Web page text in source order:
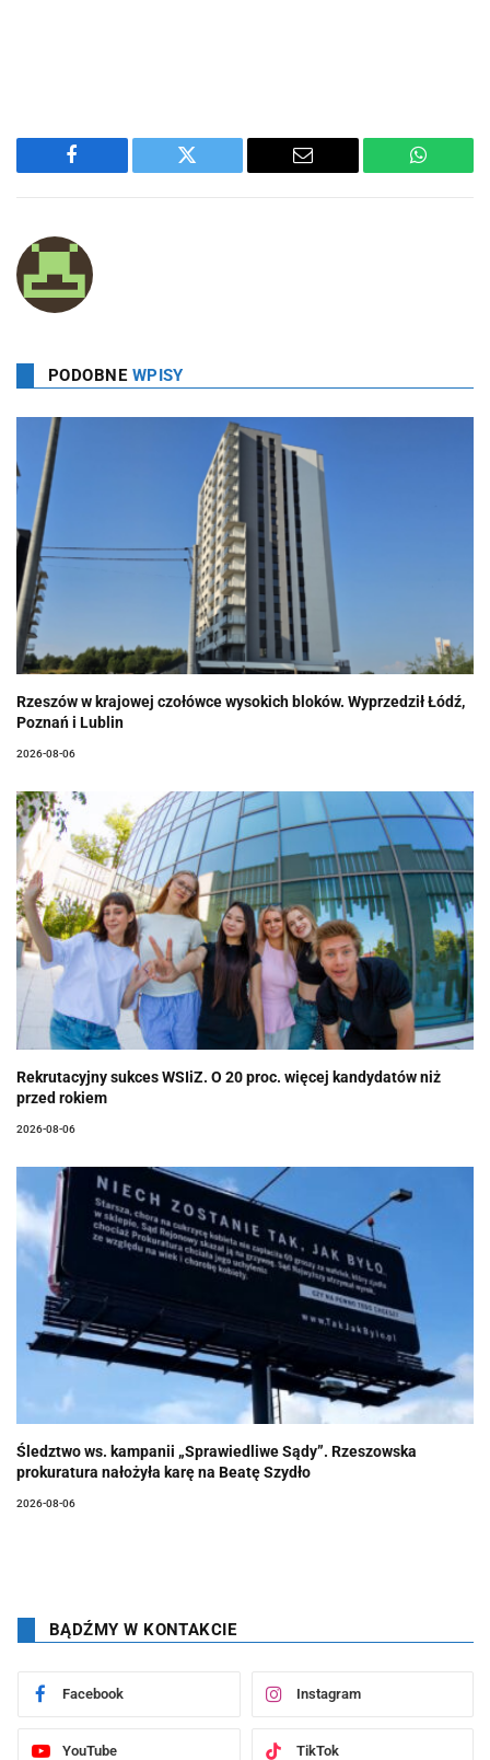
Facebook Twitter Email
PODOBNE WPISY
Rzeszów w krajowej czołówce wysokich bloków. Wyprzedził Łódź,
Poznań i Lublin
2026-08-06
Rekrutacyjny sukces WSIiZ. O 20 proc. więcej kandydatów niż
przed rokiem
2026-08-06
Śledztwo ws. kampanii „Sprawiedliwe Sądy”. Rzeszowska
prokuratura nałożyła karę na Beatę Szydło
2026-08-06
BĄDŹMY W KONTAKCIE
Facebook Instagram
YouTube TikTok